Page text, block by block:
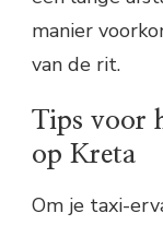
manier
van de rit.
Tips voor
op Kreta
Om je taxi-